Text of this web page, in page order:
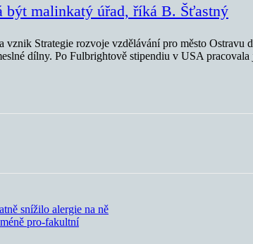
být malinkatý úřad, říká B. Šťastný
Strategie rozvoje vzdělávání pro město
dílny. Po Fulbrightově stipendiu v USA
snížilo alergie na ně
pro-fakultní